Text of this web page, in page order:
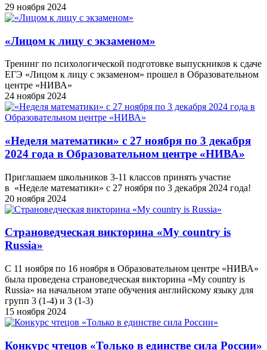
29 ноября 2024
«Лицом к лицу с экзаменом»
Тренинг по психологической подготовке выпускников к сдаче
ЕГЭ «Лицом к лицу с экзаменом» прошел в Образовательном
центре «НИВА»
24 ноября 2024
«Неделя математики» с 27 ноября по 3 декабря
2024 года в Образовательном центре «НИВА»
Приглашаем школьников 3-11 классов принять участие
в «Неделе математики» с 27 ноября по 3 декабря 2024 года!
20 ноября 2024
Cтрановедческая викторина «My country is
Russia»
С 11 ноября по 16 ноября в Образовательном центре «НИВА»
была проведена страноведческая викторина «My country is
Russia» на начальном этапе обучения английскому языку для
групп 3 (1-4) и 3 (1-3)
15 ноября 2024
Конкурс чтецов «Только в единстве сила России»